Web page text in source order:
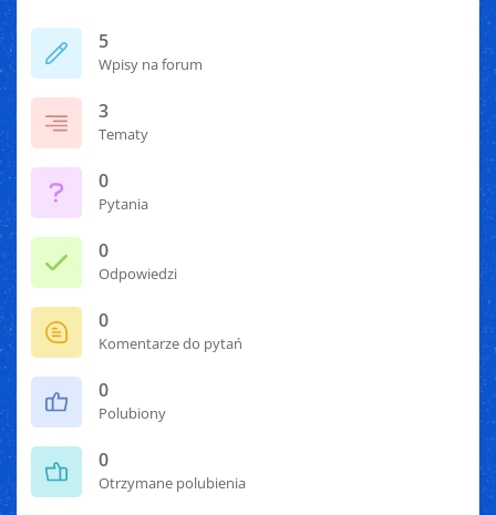
5
Wpisy na forum
3
Tematy
0
Pytania
0
Odpowiedzi
0
Komentarze do pytań
0
Polubiony
0
Otrzymane polubienia